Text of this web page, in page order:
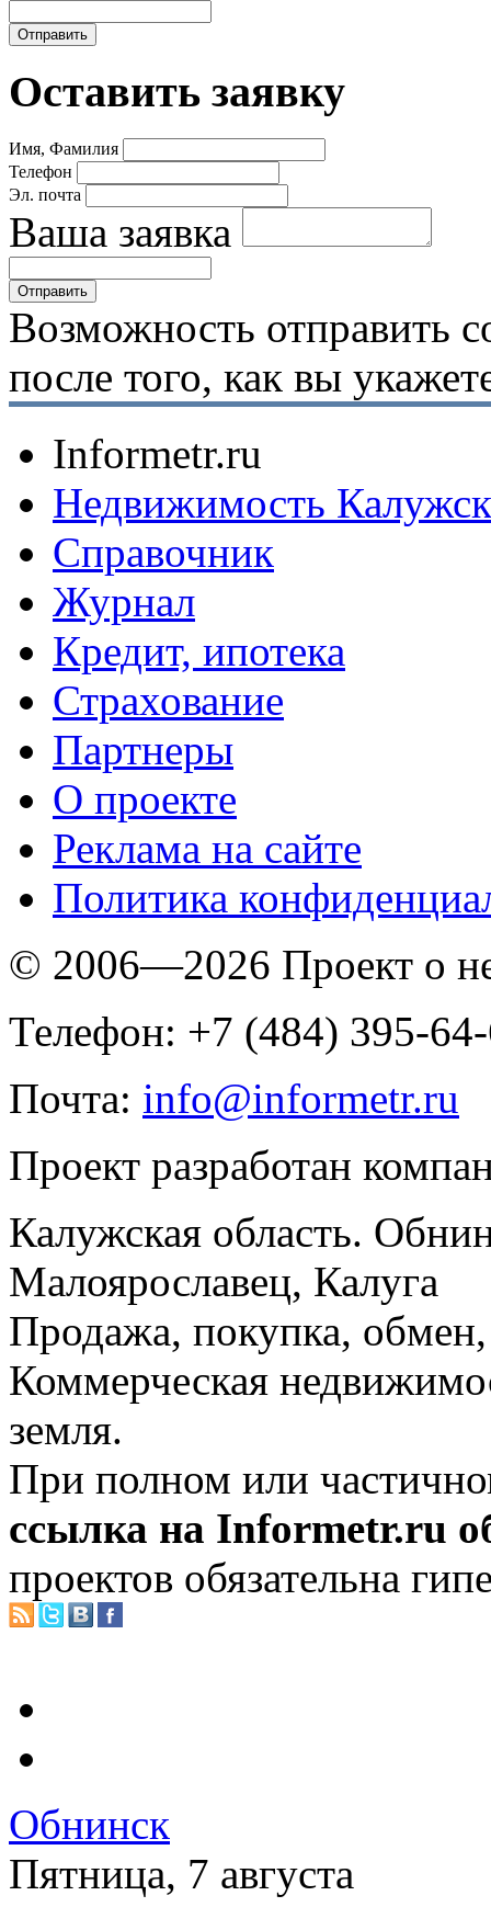
Оставить заявку
Имя, Фамилия
Телефон
Эл. почта
Ваша заявка
Возможность отправить
после того, как вы
Informetr.ru
Недвижимость
Справочник
Журнал
Кредит, ипотека
Страхование
Партнеры
O проекте
Реклама на сайте
Политика
© 2006—2026 Проект о
Телефон: +7 (484) 395-
Почта: info@informetr.ru
Проект разработан
Калужская область.
Малоярославец, Калуга
Продажа, покупка, обмен,
Коммерческая
земля.
При полном или
ссылка на Informetr.ru
проектов обязательна
Обнинск
Пятница, 7 августа